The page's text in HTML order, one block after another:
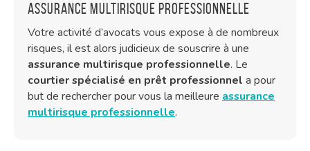
Assurance multirisque professionnelle
Votre activité d’avocats vous expose à de nombreux
risques, il est alors judicieux de souscrire à une
assurance multirisque professionnelle. Le
courtier spécialisé en prêt professionnel a pour
but de rechercher pour vous la meilleure assurance
multirisque professionnelle.